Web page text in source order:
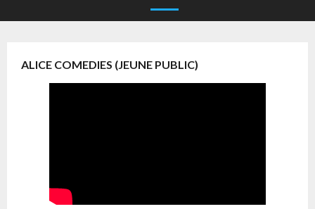
ALICE COMEDIES (JEUNE PUBLIC)